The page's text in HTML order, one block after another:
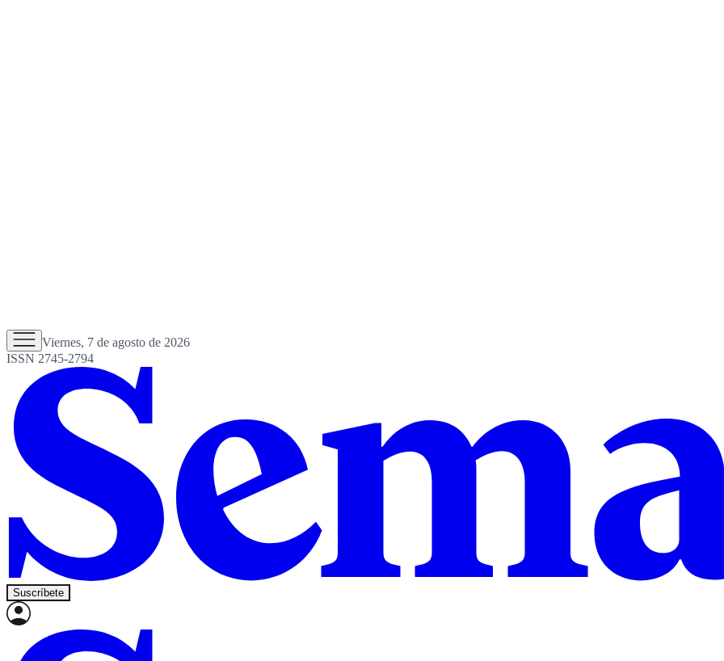
Viernes, 7 de agosto de 2026
ISSN 2745-2794
Suscríbete